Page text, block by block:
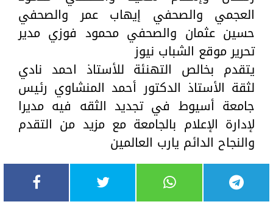
العجمي والصحفي إيهاب عمر والصحفي
حسين عثمان والصحفي محمود فوزي مدير
تحرير موقع الشباب نيوز
يتقدم بخالص التهنئة للأستاذ احمد نادي
لثقة الأستاذ الدكتور أحمد المنشاوي رئيس
جامعة أسيوط في تجديد الثقه فيه مديرا
لإدارة الإعلام بالجامعة مع مزيد من التقدم
والنجاح الدائم يارب العالمين